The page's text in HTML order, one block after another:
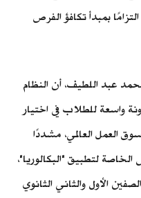
بمبدأ تكافؤ الفرص
محمد عبد اللطيف، أن النظام
واسعة للطلاب في اختيار
العمل العالمي، مشددًا
من المدارس الخاصة لتطبيق "البكالوريا"،
الأول والثاني الثانوي